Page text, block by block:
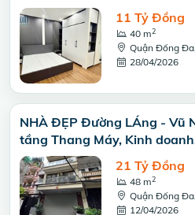
11 Tỷ Đồng
40 m2
Quận Đống
28/04/2026
NHÀ ĐẸP Đường LÁng - Vũ
tầng Thang Máy, Kinh
21 Tỷ Đồng
48 m2
Quận Đống
12/04/2026